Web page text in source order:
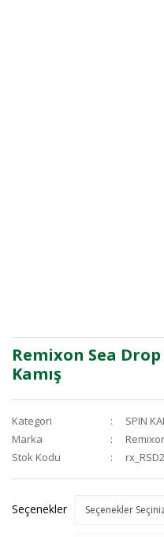
Remixon Sea Drop
Kamış
Kategori
SPIN
Marka
Stok Kodu
Seçenekler